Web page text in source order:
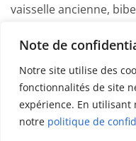
Note de
Notre site utilise des
fonctionnalités de site
expérience. En utilisant
notre politique de
vaisselle ancienne,
Marine